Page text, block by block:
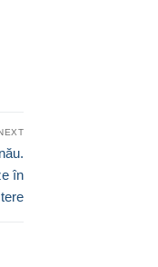
în